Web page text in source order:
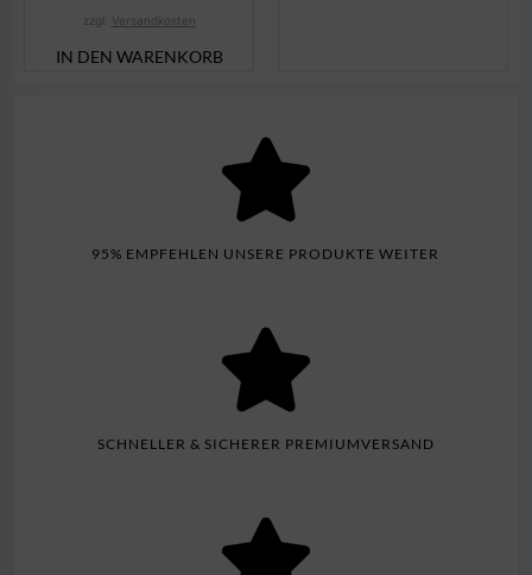
zzgl. Versandkosten
IN DEN WARENKORB
95% EMPFEHLEN UNSERE PRODUKTE WEITER
SCHNELLER & SICHERER PREMIUMVERSAND